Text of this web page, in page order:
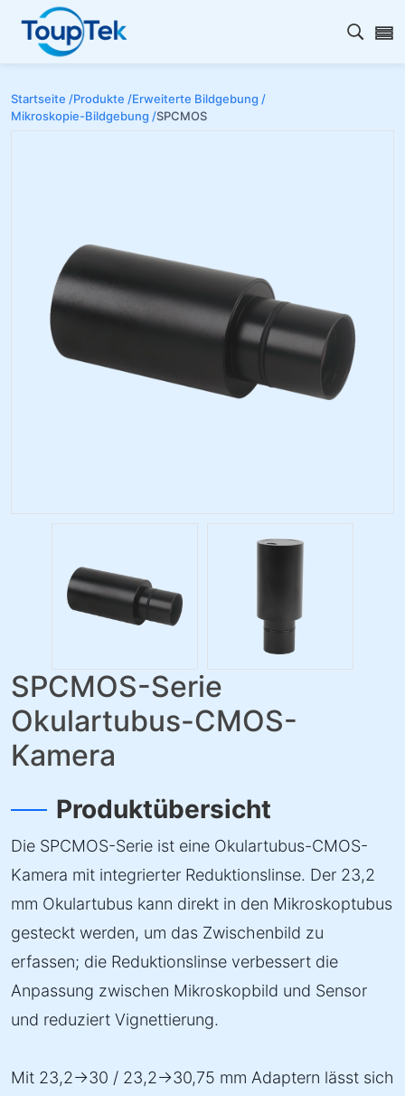
Open
Startseite /Produkte /Erweiterte Bildgebung /
Mikroskopie-Bildgebung /SPCMOS
SPCMOS-Serie
Okulartubus-CMOS-
Kamera
Produktübersicht
Die SPCMOS-Serie ist eine Okulartubus-CMOS-
Kamera mit integrierter Reduktionslinse. Der 23,2
mm Okulartubus kann direkt in den Mikroskoptubus
gesteckt werden, um das Zwischenbild zu
erfassen; die Reduktionslinse verbessert die
Anpassung zwischen Mikroskopbild und Sensor
und reduziert Vignettierung.
Mit 23,2→30 / 23,2→30,75 mm Adaptern lässt sich